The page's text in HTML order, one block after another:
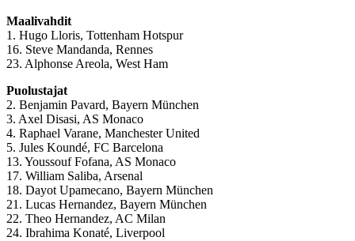
Maalivahdit
1. Hugo Lloris, Tottenham Hotspur
16. Steve Mandanda, Rennes
23. Alphonse Areola, West Ham
Puolustajat
2. Benjamin Pavard, Bayern München
3. Axel Disasi, AS Monaco
4. Raphael Varane, Manchester United
5. Jules Koundé, FC Barcelona
13. Youssouf Fofana, AS Monaco
17. William Saliba, Arsenal
18. Dayot Upamecano, Bayern München
21. Lucas Hernandez, Bayern München
22. Theo Hernandez, AC Milan
24. Ibrahima Konaté, Liverpool